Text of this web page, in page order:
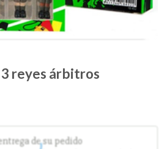
reyes árbitros
de su pedido